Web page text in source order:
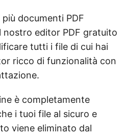
documenti PDF
nostro editor PDF gratuito
tutti i file di cui hai
ricco di funzionalità con
è completamente
i tuoi file al sicuro e
viene eliminato dal